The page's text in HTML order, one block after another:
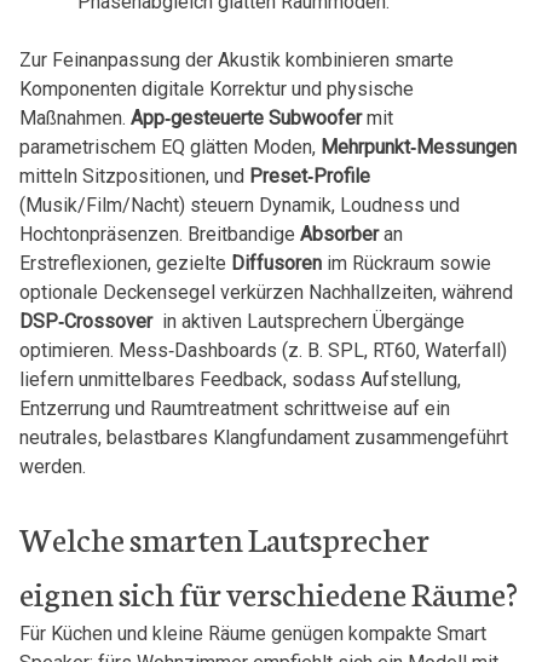
Zur Feinanpassung der Akustik ‍kombinieren​ smarte
Komponenten digitale Korrektur und physische
Maßnahmen. App‑gesteuerte⁣ Subwoofermit
parametrischem⁤ EQ‌ glätten Moden, Mehrpunkt‑Messungen
mitteln Sitzpositionen, und Preset‑Profile
(Musik/Film/Nacht) steuern‍ Dynamik, Loudness und
Hochtonpräsenzen. Breitbandige Absorberan
⁣Erstreflexionen, gezielte Diffusorenim Rückraum sowie
optionale Deckensegel verkürzen ⁣Nachhallzeiten, während
DSP‑Crossover⁣ in aktiven⁣ Lautsprechern Übergänge
optimieren. Mess‑Dashboards (z. ⁣B.⁤ SPL,⁢ RT60, Waterfall)
liefern unmittelbares Feedback, sodass Aufstellung,
Entzerrung und Raumtreatment schrittweise ⁢auf ein
neutrales, belastbares Klangfundament zusammengeführt⁤
werden.
Welche⁣ smarten Lautsprecher
eignen sich für verschiedene Räume?
Für Küchen ⁣und kleine ‍Räume⁤ genügen kompakte Smart